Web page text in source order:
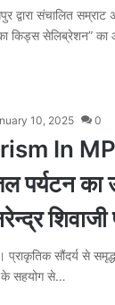
द्वारा संचालित
किड्स सेलिब्रेशन”
10, 2025 0
In MP:
पर्यटन का
सौंदर्य से
के सहयोग से…